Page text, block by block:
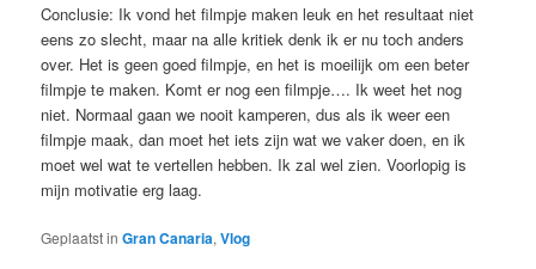
Conclusie: Ik vond het filmpje maken leuk en het resultaat niet
eens zo slecht, maar na alle kritiek denk ik er nu toch anders
over. Het is geen goed filmpje, en het is moeilijk om een beter
filmpje te maken. Komt er nog een filmpje…. Ik weet het nog
niet. Normaal gaan we nooit kamperen, dus als ik weer een
filmpje maak, dan moet het iets zijn wat we vaker doen, en ik
moet wel wat te vertellen hebben. Ik zal wel zien. Voorlopig is
mijn motivatie erg laag.
Geplaatst in Gran Canaria,Vlog